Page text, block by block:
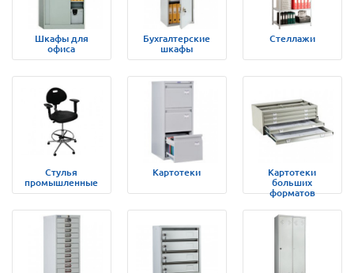
Шкафы для
офиса
Бухгалтерские
шкафы
Стеллажи
Стулья
промышленные
Картотеки
Картотеки
больших
форматов